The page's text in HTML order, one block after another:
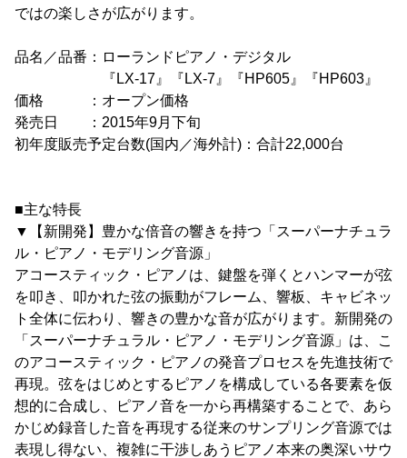
ではの楽しさが広がります。
品名／品番：ローランドピアノ・デジタル
『LX-17』『LX-7』『HP605』『HP603』
価格 ：オープン価格
発売日 ：2015年9月下旬
初年度販売予定台数(国内／海外計)：合計22,000台
■主な特長
▼【新開発】豊かな倍音の響きを持つ「スーパーナチュラ
ル・ピアノ・モデリング音源」
アコースティック・ピアノは、鍵盤を弾くとハンマーが弦
を叩き、叩かれた弦の振動がフレーム、響板、キャビネッ
ト全体に伝わり、響きの豊かな音が広がります。新開発の
「スーパーナチュラル・ピアノ・モデリング音源」は、こ
のアコースティック・ピアノの発音プロセスを先進技術で
再現。弦をはじめとするピアノを構成している各要素を仮
想的に合成し、ピアノ音を一から再構築することで、あら
かじめ録音した音を再現する従来のサンプリング音源では
表現し得ない、複雑に干渉しあうピアノ本来の奥深いサウ